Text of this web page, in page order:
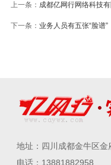
上一条： 成都亿网行网络科技
下一条： 业务人员有五张“脸谱”
地址：四川成都金牛区
电话：13881882958